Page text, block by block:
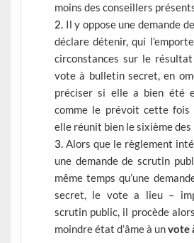
moins des conseillers
Il y oppose une demande
déclare détenir, qui
circonstances sur le résultat
vote à bulletin secret, en
préciser si elle a bien été
comme le prévoit cette
elle réunit bien le sixième
Alors que le règlement
une demande de scrutin
même temps qu’une
secret, le vote a lieu –
scrutin public, il procède
moindre état d’âme à unvote